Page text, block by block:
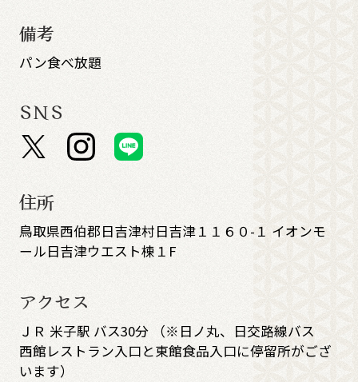
備考
パン食べ放題
SNS
住所
鳥取県西伯郡日吉津村日吉津１１６０-１ イオンモ
ール日吉津ウエスト棟１F
アクセス
ＪＲ 米子駅 バス30分 （※日ノ丸、日交路線バス
西館レストラン入口と東館食品入口に停留所がござ
います）